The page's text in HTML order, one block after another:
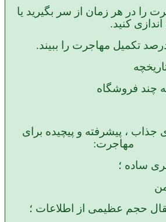
را در هر زمان از سر بگیرید یا
اندازی کنید.
تکمیل مهاجرت را ببیند.
چند فروشگاه
جذاب ، پیشرفته و پیچیده برای
مهاجرت:
ساده ؛
حجم عظیمی از اطلاعات ؛